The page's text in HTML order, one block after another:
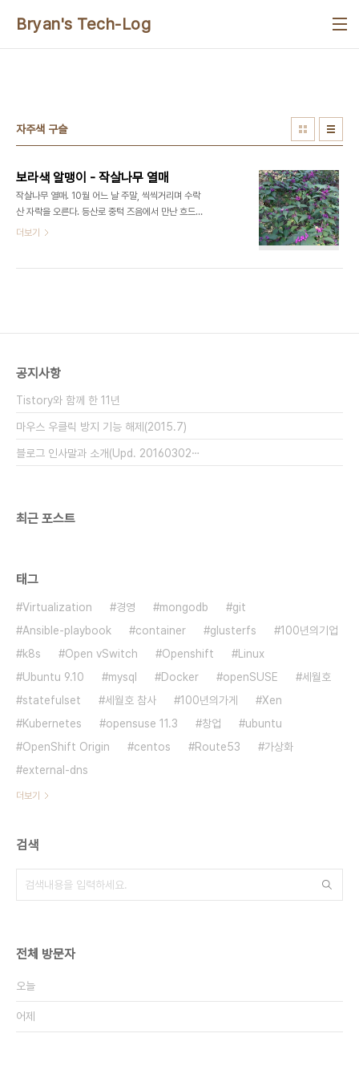
Bryan's Tech-Log
자주색 구슬
보라색 알맹이 - 작살나무 열매
작살나무 열매. 10월 어느 날 주말, 씩씩거리며 수락
산 자락을 오른다. 등산로 중턱 즈음에서 만난 흐드러
지게 핀 자주색 알맹이들이 눈을 유혹한다. 언뜻 수줍
명. 하지만 아직은 꽃을 본 적이 없다. 공해와 추위,
새들이 즐겨 먹는다고 하는데,..
더보기
공지사항
Tistory와 함께 한 11년
마우스 우클릭 방지 기능 해제(2015.7)
블로그 인사말과 소개(Upd. 20160302⋯
최근 포스트
태그
Virtualization 경영 mongodb
git
Ansible-playbook
container glusterfs
100년의기업
k8s
Open vSwitch Openshift
Linux
Ubuntu 9.10
mysql Docker openSUSE
세월호
statefulset
세월호 참사 100년의가게
Xen
Kubernetes
opensuse 11.3 창업
ubuntu
OpenShift Origin
centos Route53
가상화
external-dns
더보기
검색
전체 방문자
오늘
어제